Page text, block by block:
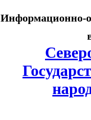
Информационно-